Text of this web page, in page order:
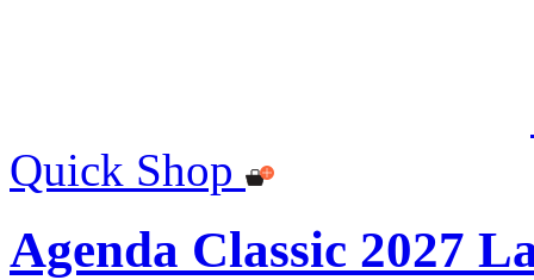
Quick Shop
Agenda Classic 2027